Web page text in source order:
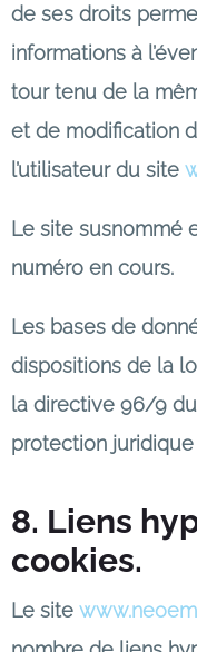
de ses droits
informations à
tour tenu de la
et de modification
l’utilisateur du site
Le site susnommé
numéro en cours.
Les bases de
dispositions de la
la directive 96/9 du
protection
8. Liens
cookies.
Le site